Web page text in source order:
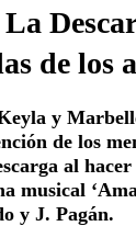
de los
y
de los
al
musical
y J. Pagán.